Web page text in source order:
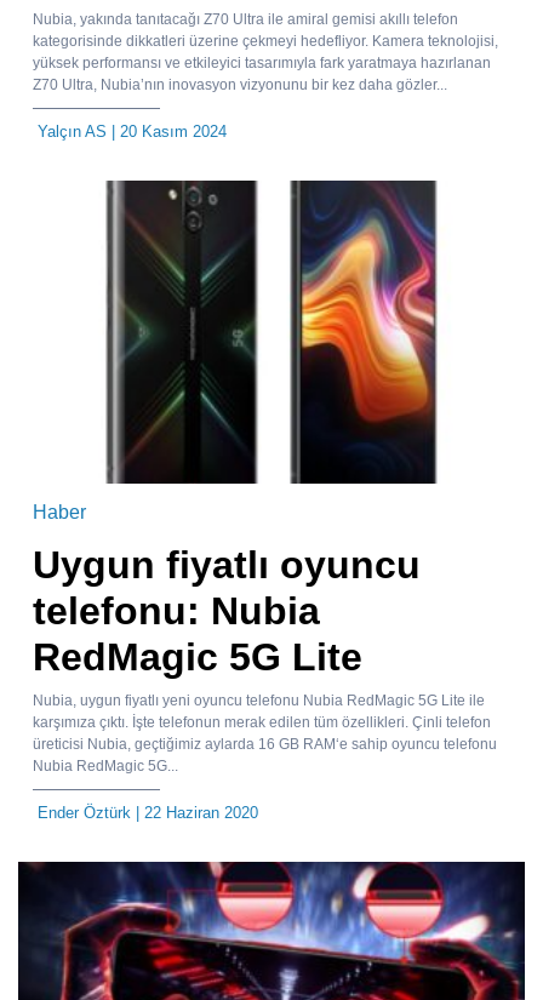
Nubia, yakında tanıtacağı Z70 Ultra ile amiral gemisi akıllı telefon
kategorisinde dikkatleri üzerine çekmeyi hedefliyor. Kamera teknolojisi,
yüksek performansı ve etkileyici tasarımıyla fark yaratmaya hazırlanan
Z70 Ultra, Nubia’nın inovasyon vizyonunu bir kez daha gözler...
Yalçın AS | 20 Kasım 2024
Haber
Uygun fiyatlı oyuncu
telefonu: Nubia
RedMagic 5G Lite
Nubia, uygun fiyatlı yeni oyuncu telefonu Nubia RedMagic 5G Lite ile
karşımıza çıktı. İşte telefonun merak edilen tüm özellikleri. Çinli telefon
üreticisi Nubia, geçtiğimiz aylarda 16 GB RAM‘e sahip oyuncu telefonu
Nubia RedMagic 5G...
Ender Öztürk | 22 Haziran 2020